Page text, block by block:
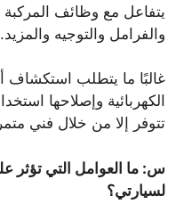
يتفاعل مع وظائف
والفرامل والتوجيه والمزيد.
غالبًا ما يتطلب استكشاف
الكهربائية وإصلاحها
تتوفر إلا من خلال فني
س: ما العوامل التي تؤثر
لسيارتي؟